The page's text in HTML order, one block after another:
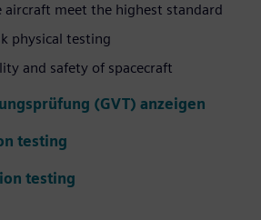
meet the highest standard
physical testing
and safety of spacecraft
(GVT) anzeigen
testing
testing